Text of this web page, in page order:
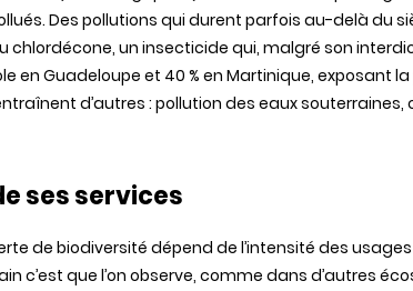
. Des pollutions qui durent parfois au-delà du
chlordécone, un insecticide qui, malgré son
en Guadeloupe et 40 % en Martinique, exposant la
d’autres : pollution des eauxsouterraines,
ses services
de biodiversité dépend de l’intensité des
c’est que l’on observe, comme dans d’autres